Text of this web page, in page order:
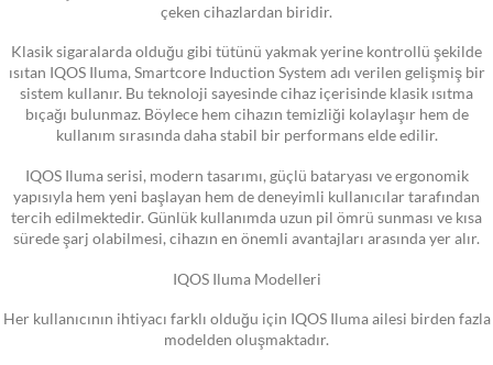
çeken cihazlardan biridir.
Klasik sigaralarda olduğu gibi tütünü yakmak yerine kontrollü şekilde
ısıtan IQOS Iluma, Smartcore Induction System adı verilen gelişmiş bir
sistem kullanır. Bu teknoloji sayesinde cihaz içerisinde klasik ısıtma
bıçağı bulunmaz. Böylece hem cihazın temizliği kolaylaşır hem de
kullanım sırasında daha stabil bir performans elde edilir.
IQOS Iluma serisi, modern tasarımı, güçlü bataryası ve ergonomik
yapısıyla hem yeni başlayan hem de deneyimli kullanıcılar tarafından
tercih edilmektedir. Günlük kullanımda uzun pil ömrü sunması ve kısa
sürede şarj olabilmesi, cihazın en önemli avantajları arasında yer alır.
IQOS Iluma Modelleri
Her kullanıcının ihtiyacı farklı olduğu için IQOS Iluma ailesi birden fazla
modelden oluşmaktadır.